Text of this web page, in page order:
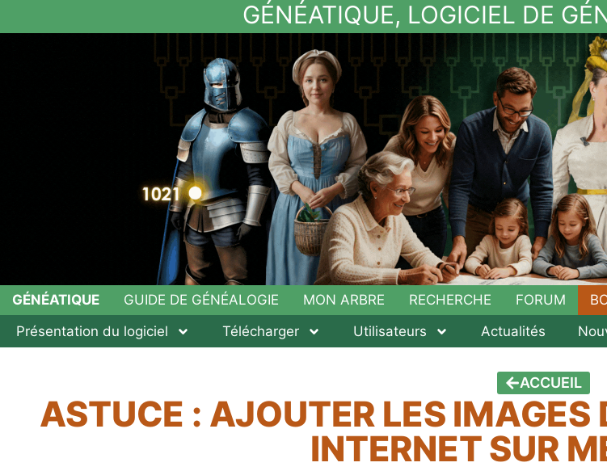
GÉNÉATIQUE, LOGICIEL DE
GÉNÉATIQUE GUIDE DE GÉNÉALOGIE MON ARBRE RECHERCHE FORUM
Présentation du logiciel
Télécharger Utilisateurs Actualités
ACCUEIL
ASTUCE : AJOUTER LES IMAGES
INTERNET SUR